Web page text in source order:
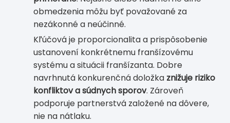
obmedzenia môžu byť považované za
nezákonné a neúčinné.
Kľúčová je proporcionalita a prispôsobenie
ustanovení konkrétnemu franšízovému
systému a situácii franšízanta. Dobre
navrhnutá konkurenčná doložka znižuje riziko
konfliktov a súdnych sporov. Zároveň
podporuje partnerstvá založené na dôvere,
nie na nátlaku.